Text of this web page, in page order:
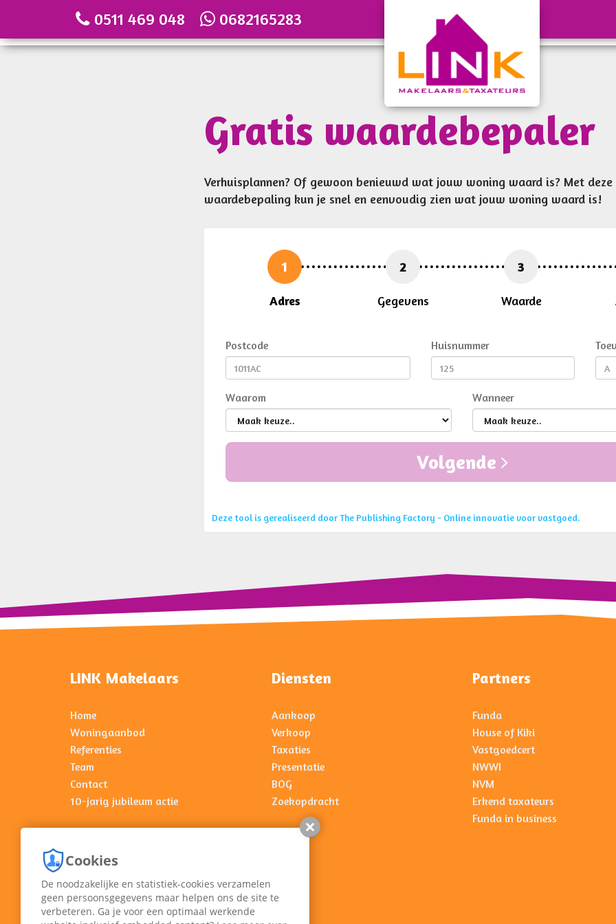
0511 469 048 0682165283
Gratis waardebepaler
Verhuisplannen? Of gewoon benieuwd wat jouw woning waard is? Met
waardebepaling kun je snel en eenvoudig zien wat jouw woning waard is!
1
Adres
2
Gegevens
3
Waarde
Postcode Huisnummer
Waarom Wanneer
Volgende
Deze tool is gerealiseerd door The Publishing Factory - Online innovatie voor vastgoed.
LINK Makelaars
Home
Woningaanbod
Referenties
Team
Contact
10-jarig jubileum actie
Diensten
Aankoop
Verkoop
Taxaties
Presentatie
BOG
Zoekopdracht
Partners
Funda
House of Kiki
Vastgoedcert
NWWI
NVM
Erkend taxateurs
Funda in business
Cookies
De noodzakelijke en statistiek-cookies verzamelen
geen persoonsgegevens maar helpen ons de site te
verbeteren. Ga je voor een optimaal werkende
Sluiten